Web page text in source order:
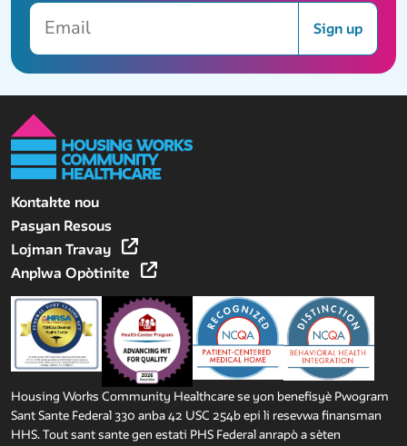
Email
Sign up
Kontakte nou
Pasyan Resous
Lojman Travay
Anplwa Opòtinite
Housing Works Community Healthcare se yon benefisyè Pwogram
Sant Sante Federal 330 anba 42 USC 254b epi li resevwa finansman
HHS. Tout sant sante gen estati PHS Federal anrapò a sèten